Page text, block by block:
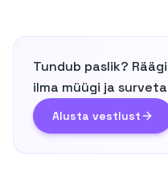
Tundub paslik?
ilma müügi ja
Alusta vestlust